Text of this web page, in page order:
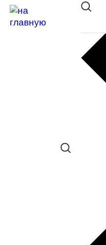
Оправа Merel
в наличии (Больше
товара в
необходимо
Закажите
в ближайший салон
Сравнить товар